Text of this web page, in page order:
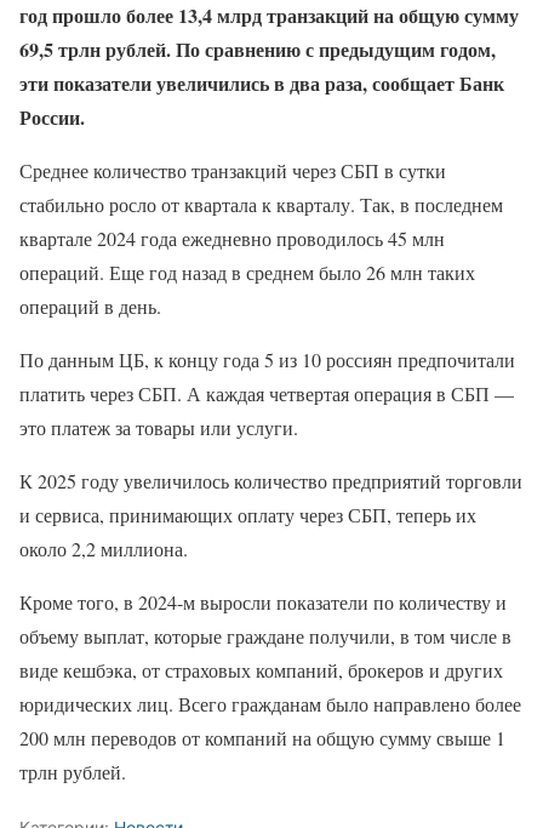
год прошло более 13,4 млрд транзакций на общую сумму
69,5 трлн рублей. По сравнению с предыдущим годом,
эти показатели увеличились в два раза, сообщает Банк
России.
Среднее количество транзакций через СБП в сутки
стабильно росло от квартала к кварталу. Так, в последнем
квартале 2024 года ежедневно проводилось 45 млн
операций. Еще год назад в среднем было 26 млн таких
операций в день.
По данным ЦБ, к концу года 5 из 10 россиян предпочитали
платить через СБП. А каждая четвертая операция в СБП —
это платеж за товары или услуги.
К 2025 году увеличилось количество предприятий торговли
и сервиса, принимающих оплату через СБП, теперь их
около 2,2 миллиона.
Кроме того, в 2024-м выросли показатели по количеству и
объему выплат, которые граждане получили, в том числе в
виде кешбэка, от страховых компаний, брокеров и других
юридических лиц. Всего гражданам было направлено более
200 млн переводов от компаний на общую сумму свыше 1
трлн рублей.